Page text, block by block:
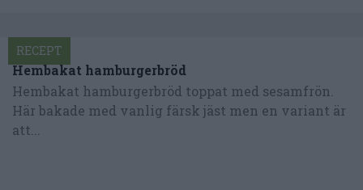
Hembakat hamburgerbröd
Hembakat hamburgerbröd toppat med sesamfrön.
Här bakade med vanlig färsk jäst men en variant är
att...
RECEPT